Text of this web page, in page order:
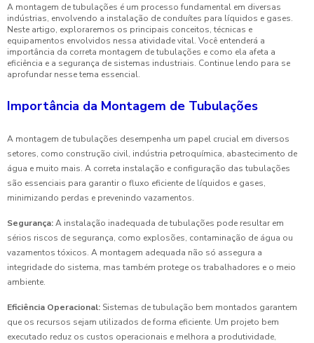
A montagem de tubulações é um processo fundamental em diversas
indústrias, envolvendo a instalação de conduítes para líquidos e gases.
Neste artigo, exploraremos os principais conceitos, técnicas e
equipamentos envolvidos nessa atividade vital. Você entenderá a
importância da correta montagem de tubulações e como ela afeta a
eficiência e a segurança de sistemas industriais. Continue lendo para se
aprofundar nesse tema essencial.
Importância da Montagem de Tubulações
A montagem de tubulações desempenha um papel crucial em diversos
setores, como construção civil, indústria petroquímica, abastecimento de
água e muito mais. A correta instalação e configuração das tubulações
são essenciais para garantir o fluxo eficiente de líquidos e gases,
minimizando perdas e prevenindo vazamentos.
Segurança:A instalação inadequada de tubulações pode resultar em
sérios riscos de segurança, como explosões, contaminação de água ou
vazamentos tóxicos. A montagem adequada não só assegura a
integridade do sistema, mas também protege os trabalhadores e o meio
ambiente.
Eficiência Operacional: Sistemas de tubulação bem montados garantem
que os recursos sejam utilizados de forma eficiente. Um projeto bem
executado reduz os custos operacionais e melhora a produtividade,